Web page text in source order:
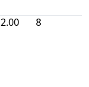
2.00 8